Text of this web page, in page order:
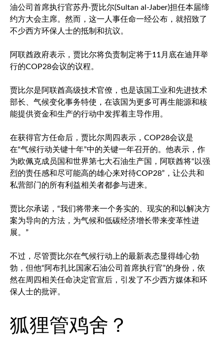
油公司首席执行官苏丹·贾比尔(Sultan al-Jaber)担任本届缔
约方大会主席。然而，这一人事任命一经公布，就招致了
不少西方环保人士的抵制和抗议。
阿联酋政府表示，贾比尔将负责制定将于11月底在迪拜举
行的COP28会议的议程。
贾比尔是阿联酋高级技术官僚，也是该国工业和先进技术
部长、气候变化事务特使，在该国为更多可再生能源和核
能提供资金和生产的行动中发挥着主导作用。
在获得官方任命后，贾比尔周四表示，COP28会议是
在“气候行动关键十年”中的关键一年召开的。他表示，作
为欧佩克成员国和世界第七大石油生产国，阿联酋将“以强
烈的责任感和尽可能高的雄心来对待COP28”，让公共和
私营部门的所有利益相关者都参与进来。
贾比尔承诺，“我们将带来一个务实的、现实的和以解决方
案为导向的方法，为气候和低碳经济增长带来变革性进
展。”
不过，尽管贾比尔在气候行动上的最新表态显得雄心勃
勃，但他“阿布扎比国家石油公司首席执行官”的身份，依
然在周四相关任命决定官宣后，引发了不少西方媒体和环
保人士的批评。
狐狸管鸡舍？